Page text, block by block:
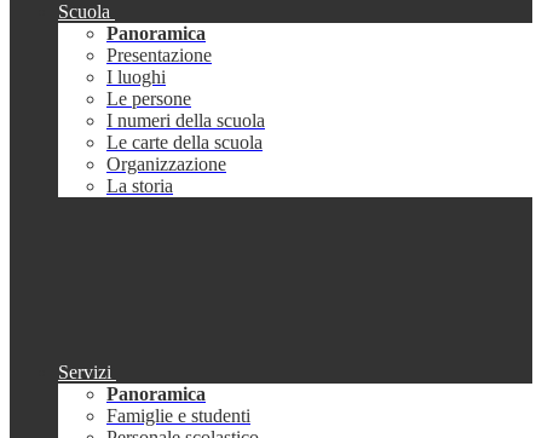
Scuola
Panoramica
Presentazione
I luoghi
Le persone
I numeri della scuola
Le carte della scuola
Organizzazione
La storia
Servizi
Panoramica
Famiglie e studenti